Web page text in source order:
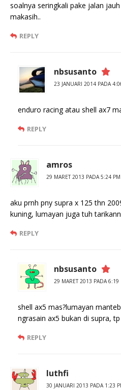
soalnya seringkali pake jalan
makasih..
REPLY
nbsusanto
23 JANUARI 2014 PADA
enduro racing atau shell ax7
REPLY
amros
29 MARET 2013 PADA 5:24 PM
aku prnh pny supra x 125 thn
kuning, lumayan juga tuh
REPLY
nbsusanto
29 MARET 2013 PADA 6:19
shell ax5 mas?lumayan
ngrasain ax5 bukan di supra,
REPLY
luthfi
30 JANUARI 2013 PADA 1:23